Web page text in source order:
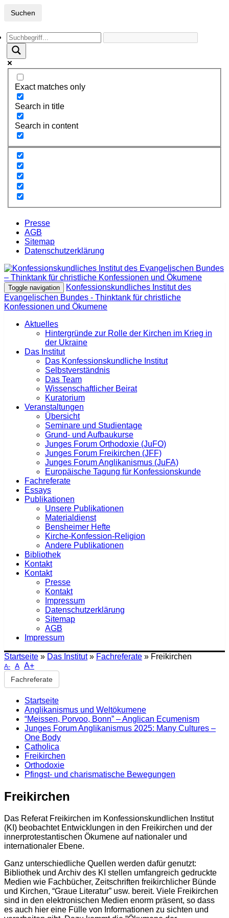
Suchen
Exact matches only
Search in title
Search in content
Presse
AGB
Sitemap
Datenschutzerklärung
Toggle navigation
Konfessionskundliches Institut des
Evangelischen Bundes - Thinktank für christliche
Konfessionen und Ökumene
Aktuelles
Hintergründe zur Rolle der Kirchen im Krieg in
der Ukraine
Das Institut
Das Konfessionskundliche Institut
Selbstverständnis
Das Team
Wissenschaftlicher Beirat
Kuratorium
Veranstaltungen
Übersicht
Seminare und Studientage
Grund- und Aufbaukurse
Junges Forum Orthodoxie (JuFO)
Junges Forum Freikirchen (JFF)
Junges Forum Anglikanismus (JuFA)
Europäische Tagung für Konfessionskunde
Fachreferate
Essays
Publikationen
Unsere Publikationen
Materialdienst
Bensheimer Hefte
Kirche-Konfession-Religion
Andere Publikationen
Bibliothek
Kontakt
Kontakt
Presse
Kontakt
Impressum
Datenschutzerklärung
Sitemap
AGB
Impressum
Startseite » Das Institut» Fachreferate » Freikirchen
A- A A+
Fachreferate
Startseite
Anglikanismus und Weltökumene
“Meissen, Porvoo, Bonn” – Anglican Ecumenism
Junges Forum Anglikanismus 2025: Many Cultures –
One Body
Catholica
Freikirchen
Orthodoxie
Pfingst- und charismatische Bewegungen
Freikirchen
Das Referat Freikirchen im Konfessionskundlichen Institut
(KI) beobachtet Entwicklungen in den Freikirchen und der
innerprotestantischen Ökumene auf nationaler und
internationaler Ebene.
Ganz unterschiedliche Quellen werden dafür genutzt:
Bibliothek und Archiv des KI stellen umfangreich gedruckte
Medien wie Fachbücher, Zeitschriften freikirchlicher Bünde
und Kirchen, “Graue Literatur” usw. bereit. Viele Freikirchen
sind in den elektronischen Medien enorm präsent, so dass
es auch hier eine Fülle von Informationen zu sichten und